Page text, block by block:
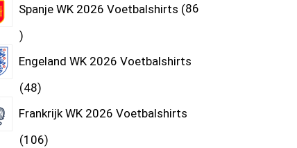
Spanje WK 2026 Voetbalshirts 86
Engeland WK 2026 Voetbalshirts
48
Frankrijk WK 2026 Voetbalshirts
106